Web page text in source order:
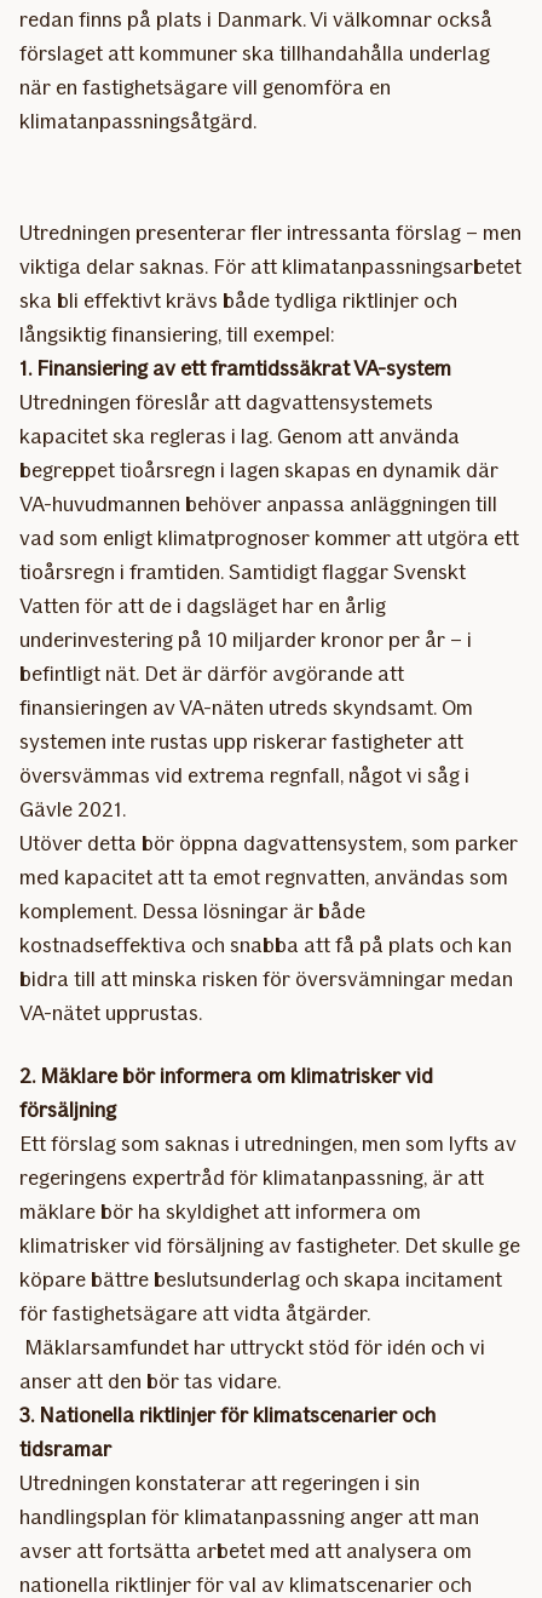
redan finns på plats i Danmark. Vi välkomnar också
förslaget att kommuner ska tillhandahålla underlag
när en fastighetsägare vill genomföra en
klimatanpassningsåtgärd.
Utredningen presenterar fler intressanta förslag – men
viktiga delar saknas. För att klimatanpassningsarbetet
ska bli effektivt krävs både tydliga riktlinjer och
långsiktig finansiering, till exempel:
1. Finansiering av ett framtidssäkrat VA-system
Utredningen föreslår att dagvattensystemets
kapacitet ska regleras i lag. Genom att använda
begreppet tioårsregn i lagen skapas en dynamik där
VA-huvudmannen behöver anpassa anläggningen till
vad som enligt klimatprognoser kommer att utgöra ett
tioårsregn i framtiden. Samtidigt flaggar Svenskt
Vatten för att de i dagsläget har en årlig
underinvestering på 10 miljarder kronor per år – i
befintligt nät. Det är därför avgörande att
finansieringen av VA-näten utreds skyndsamt. Om
systemen inte rustas upp riskerar fastigheter att
översvämmas vid extrema regnfall, något vi såg i
Gävle 2021.
Utöver detta bör öppna dagvattensystem, som parker
med kapacitet att ta emot regnvatten, användas som
komplement. Dessa lösningar är både
kostnadseffektiva och snabba att få på plats och kan
bidra till att minska risken för översvämningar medan
VA-nätet upprustas.
2. Mäklare bör informera om klimatrisker vid
försäljning
Ett förslag som saknas i utredningen, men som lyfts av
regeringens expertråd för klimatanpassning, är att
mäklare bör ha skyldighet att informera om
klimatrisker vid försäljning av fastigheter. Det skulle ge
köpare bättre beslutsunderlag och skapa incitament
för fastighetsägare att vidta åtgärder.
Mäklarsamfundet har uttryckt stöd för idén och vi
anser att den bör tas vidare.
3. Nationella riktlinjer för klimatscenarier och
tidsramar
Utredningen konstaterar att regeringen i sin
handlingsplan för klimatanpassning anger att man
avser att fortsätta arbetet med att analysera om
nationella riktlinjer för val av klimatscenarier och